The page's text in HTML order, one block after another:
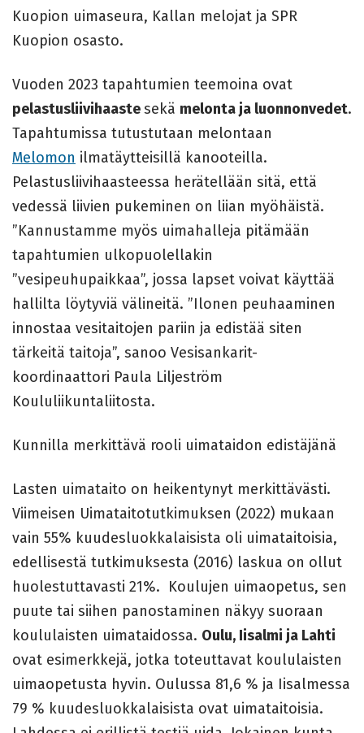
Kuopion uimaseura, Kallan melojat ja SPR
Kuopion osasto.
Vuoden 2023 tapahtumien teemoina ovat
pelastusliivihaastesekä melonta ja luonnonvedet.
Tapahtumissa tutustutaan melontaan
Melomon ilmatäytteisillä kanooteilla.
Pelastusliivihaasteessa herätellään sitä, että
vedessä liivien pukeminen on liian myöhäistä.
”Kannustamme myös uimahalleja pitämään
tapahtumien ulkopuolellakin
”vesipeuhupaikkaa”, jossa lapset voivat käyttää
hallilta löytyviä välineitä. ”Ilonen peuhaaminen
innostaa vesitaitojen pariin ja edistää siten
tärkeitä taitoja”, sanoo Vesisankarit-
koordinaattori Paula Liljeström
Koululiikuntaliitosta.
Kunnilla merkittävä rooli uimataidon edistäjänä
Lasten uimataito on heikentynyt merkittävästi.
Viimeisen Uimataitotutkimuksen (2022) mukaan
vain 55% kuudesluokkalaisista oli uimataitoisia,
edellisestä tutkimuksesta (2016) laskua on ollut
huolestuttavasti 21%. Koulujen uimaopetus, sen
puute tai siihen panostaminen näkyy suoraan
koululaisten uimataidossa. Oulu, Iisalmi ja Lahti
ovat esimerkkejä, jotka toteuttavat koululaisten
uimaopetusta hyvin. Oulussa 81,6 % ja Iisalmessa
79 % kuudesluokkalaisista ovat uimataitoisia.